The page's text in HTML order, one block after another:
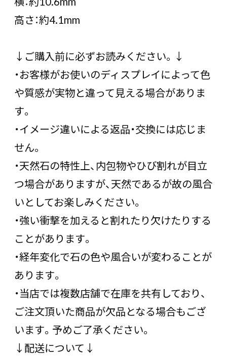
高さ：約4.1mm
↓ご購入前に必ずお読みください。↓
・お客様がお使いのディスプレイによって色
や質感が実物と違って見える場合がありま
す。
・イメージ違いによる返品・交換には応じま
せん。
・天然石の特性上、内包物やひび割れが目立
つ場合がありますが、天然であるが故の風合
いとしてお楽しみください。
・強い衝撃を加えると割れたり欠けたりする
ことがあります。
・経年変化で石の色や風合いが変わることが
あります。
・当店では複数店舗で在庫を共有しており、
ご注文頂いた商品が欠品となる場合もござ
います。予めご了承ください。
↓配送について↓